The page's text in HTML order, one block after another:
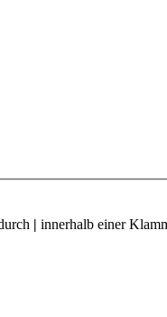
| innerhalb einer